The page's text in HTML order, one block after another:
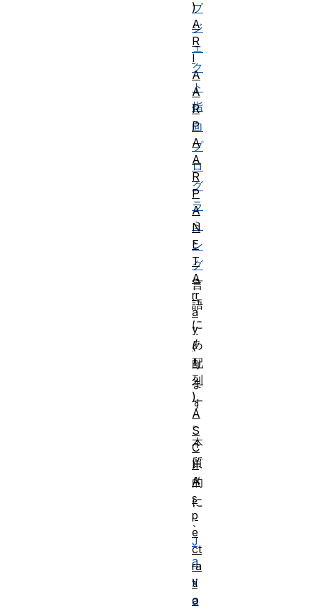
ブ
ジ
ェ
ク
ト
指
向
プ
ロ
グ
ラ
ミ
ン
グ
言
語
に
あ
り
ま
す
。
本
質
的
に
、
J
a
v
a
)
A
R
I
A
A
R
P
A
A
R
P
A
N
E
T
A
rr
a
y
(
配
列
)
A
S
C
II
A
s
p
e
ct
ra
ti
o